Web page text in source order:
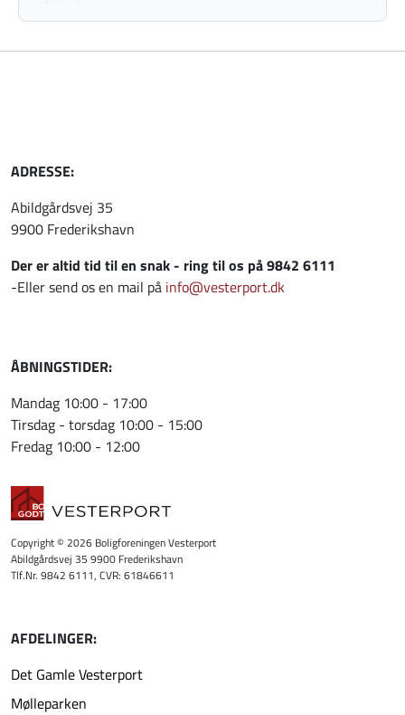
ADRESSE:
Abildgårdsvej 35
9900 Frederikshavn
Der er altid tid til en snak - ring til os på 9842 6111
-Eller send os en mail på info@vesterport.dk
ÅBNINGSTIDER:
Mandag 10:00 - 17:00
Tirsdag - torsdag 10:00 - 15:00
Fredag 10:00 - 12:00
Copyright © 2026 Boligforeningen Vesterport
Abildgårdsvej 35 9900 Frederikshavn
Tlf.Nr. 9842 6111, CVR: 61846611
AFDELINGER:
Det Gamle Vesterport
Mølleparken